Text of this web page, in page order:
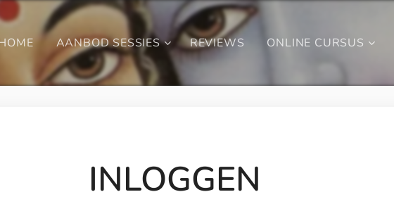
AANBOD SESSIES REVIEWS ONLINE CURSUS
INLOGGEN